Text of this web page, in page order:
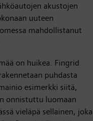
akustojen
uuteen
mahdollistanut
on huikea. Fingrid
puhdasta
esimerkki siitä,
onnistuttu luomaan
vieläpä sellainen, joka